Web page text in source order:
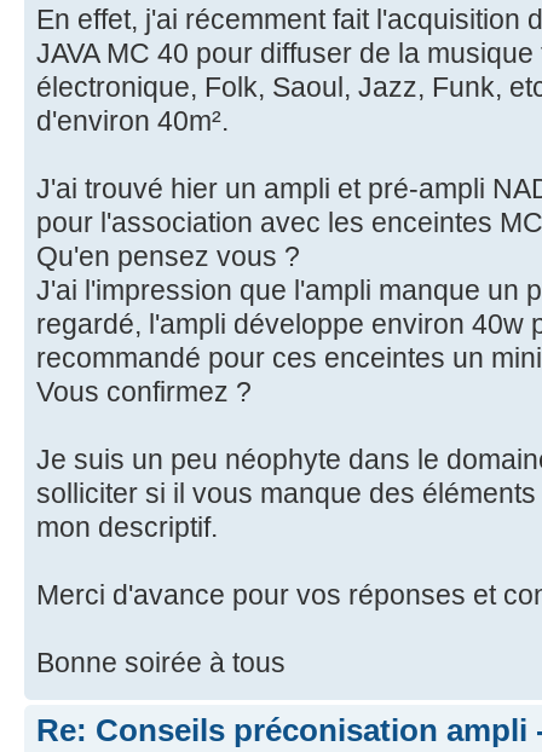
En effet, j'ai récemment fait l'acquisition
JAVA MC 40 pour diffuser de la
électronique, Folk, Saoul, Jazz, Funk,
d'environ 40m².
J'ai trouvé hier un ampli et pré-ampli
pour l'association avec les enceintes
Qu'en pensez vous ?
J'ai l'impression que l'ampli manque un
regardé, l'ampli développe environ 40w
recommandé pour ces enceintes un
Vous confirmez ?
Je suis un peu néophyte dans le
solliciter si il vous manque des
mon descriptif.
Merci d'avance pour vos réponses et
Bonne soirée à tous
Re: Conseils préconisation ampli